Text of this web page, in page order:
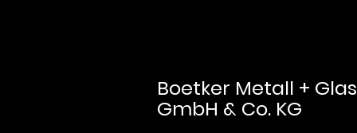
Boetker Metall + Glas
GmbH & Co. KG